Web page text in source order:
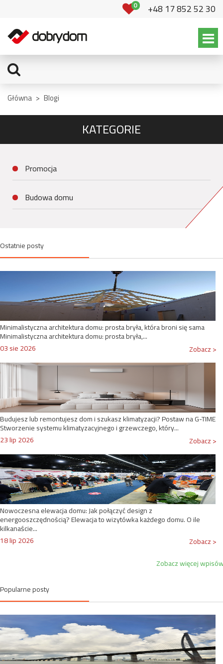
0 +48 17 852 52 30
Główna > Blogi
KATEGORIE
Promocja
Budowa domu
Ostatnie posty
Minimalistyczna architektura domu: prosta bryła, która broni się sama
Minimalistyczna architektura domu: prosta bryła,...
03 sie 2026
Zobacz >
Budujesz lub remontujesz dom i szukasz klimatyzacji? Postaw na G-TIME
Stworzenie systemu klimatyzacyjnego i grzewczego, który...
23 lip 2026
Zobacz >
Nowoczesna elewacja domu: Jak połączyć design z
energooszczędnością? Elewacja to wizytówka każdego domu. O ile
kilkanaście...
18 lip 2026
Zobacz >
Zobacz więcej
Popularne posty